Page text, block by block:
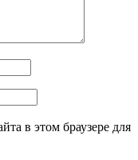
в этом браузере для